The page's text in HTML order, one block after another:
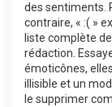
des sentiments.
contraire, « :( »
liste complète
rédaction.
émoticônes,
illisible et un
le supprimer